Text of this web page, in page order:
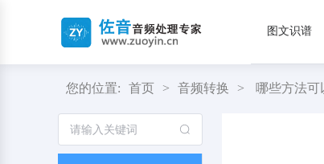
图文识谱
您的位置: 首页 > 音频转换 > 哪些方法可